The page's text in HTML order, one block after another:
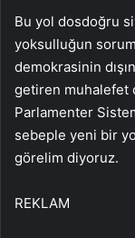
Bu yol dosdoğru
yoksulluğun
demokrasinin
getiren muhalefet
Parlamenter
sebeple yeni bir
görelim diyoruz.
REKLAM